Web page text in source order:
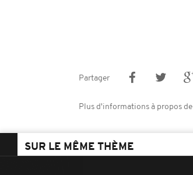
Partager
Plus d'informations à propos de
SUR LE MÊME THÈME